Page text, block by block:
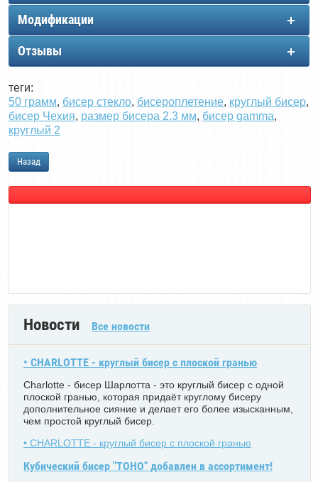
Модификации
Отзывы
теги:
50 грамм, бисер стекло, бисероплетение, круглый бисер,
бисер Чехия, размер бисера 2.3 мм, бисер gamma,
круглый 2
Назад
Новости Все новости
• CHARLOTTE - круглый бисер с плоской гранью
Charlotte - бисер Шарлотта - это круглый бисер с одной
плоской гранью, которая придаёт круглому бисеру
дополнительное сияние и делает его более изысканным,
чем простой круглый бисер.
• CHARLOTTE - круглый бисер с плоской гранью
Кубический бисер "TOHO" добавлен в ассортимент!